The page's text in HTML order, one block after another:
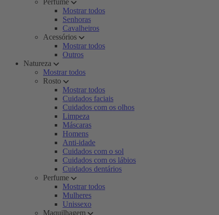
Perfume
Mostrar todos
Senhoras
Cavalheiros
Acessórios
Mostrar todos
Outros
Natureza
Mostrar todos
Rosto
Mostrar todos
Cuidados faciais
Cuidados com os olhos
Limpeza
Máscaras
Homens
Anti-idade
Cuidados com o sol
Cuidados com os lábios
Cuidados dentários
Perfume
Mostrar todos
Mulheres
Unissexo
Maquilhagem